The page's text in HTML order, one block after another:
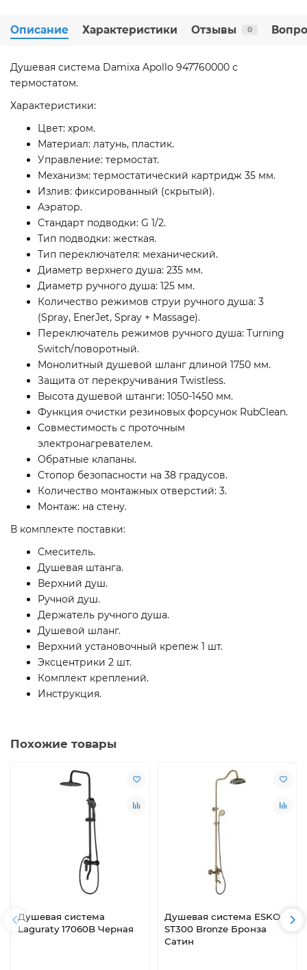
Описание Характеристики Отзывы 0
Душевая система Damixa Apollo 947760000 с
термостатом.
Характеристики:
Цвет: хром.
Материал: латунь, пластик.
Управление: термостат.
Механизм: термостатический картридж 35 мм.
Излив: фиксированный (скрытый).
Аэратор.
Стандарт подводки: G 1/2.
Тип подводки: жесткая.
Тип переключателя: механический.
Диаметр верхнего душа: 235 мм.
Диаметр ручного душа: 125 мм.
Количество режимов струи ручного душа: 3
(Spray, EnerJet, Spray + Massage).
Переключатель режимов ручного душа: Turning
Switch/поворотный.
Монолитный душевой шланг длиной 1750 мм.
Защита от перекручивания Twistless.
Высота душевой штанги: 1050-1450 мм.
Функция очистки резиновых форсунок RubClean.
Совместимость с проточным
электронагревателем.
Обратные клапаны.
Стопор безопасности на 38 градусов.
Количество монтажных отверстий: 3.
Монтаж: на стену.
В комплекте поставки:
Смеситель.
Душевая штанга.
Верхний душ.
Ручной душ.
Держатель ручного душа.
Душевой шланг.
Верхний установочный крепеж 1 шт.
Эксцентрики 2 шт.
Комплект креплений.
Инструкция.
Похожие товары
Душевая система
Laguraty 17060B Черная
Душевая система ESKO
ST300 Bronze Бронза
Сатин